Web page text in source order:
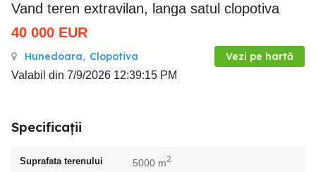
Vand teren extravilan, langa satul clopotiva
40 000 EUR
Hunedoara, Clopotiva Vezi pe hartă
Valabil din 7/9/2026 12:39:15 PM
Specificații
Suprafata terenului 5000 m2